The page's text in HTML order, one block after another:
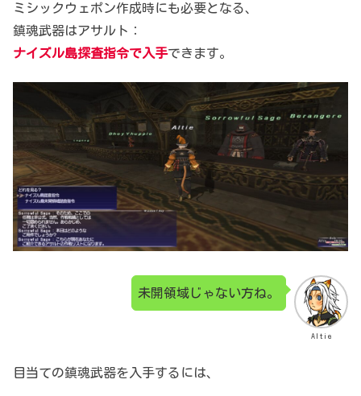
ミシックウェポン作成時にも必要となる、
鎮魂武器はアサルト：
ナイズル島探査指令で入手できます。
Altie
未開領域じゃない方ね。
目当ての鎮魂武器を入手するには、